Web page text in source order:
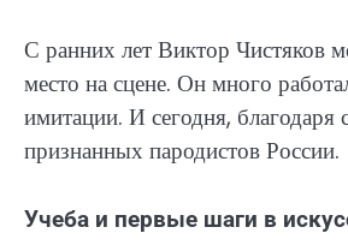
С ранних лет Виктор Чистяков
место на сцене. Он много
имитации. И сегодня,
признанных пародистов России.
Учеба и первые шаги в